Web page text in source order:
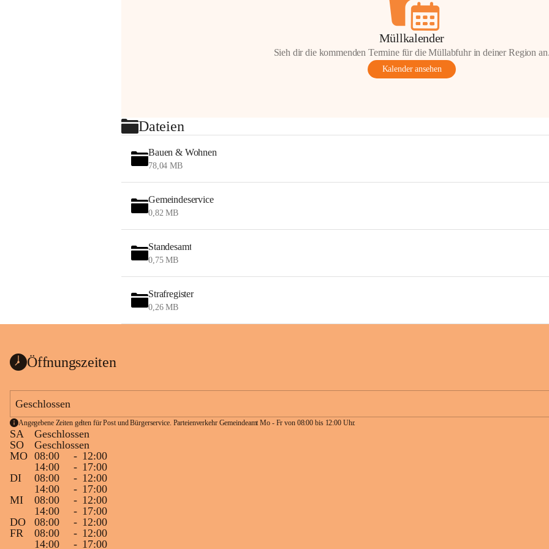
Müllkalender
Sieh dir die kommenden Termine für die Müllabfuhr in deiner Region
Kalender ansehen
Dateien
Bauen & Wohnen
78,04 MB
Gemeindeservice
0,82 MB
Standesamt
0,75 MB
Strafregister
0,26 MB
Öffnungszeiten
Geschlossen
Angegebene Zeiten gelten für Post und Bürgerservice. Parteienverkehr Gemeindeamt Mo - Fr von 08:00 bis 12:00 Uhr.
SA
Geschlossen
SO
Geschlossen
MO 08:00 - 12:00
14:00
- 17:00
DI
08:00 - 12:00
14:00
- 17:00
MI
08:00 - 12:00
14:00
- 17:00
DO
08:00 - 12:00
FR
08:00 - 12:00
14:00
- 17:00